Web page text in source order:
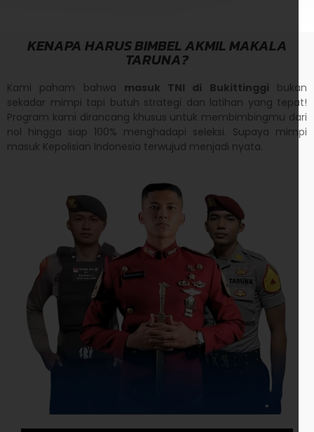
KENAPA HARUS BIMBEL AKMIL MAKALA
TARUNA?
Kami paham bahwa masuk TNI di Bukittinggi bukan
sekadar mimpi tapi butuh strategi dan latihan yang tepat!
Program kami dirancang khusus untuk membimbingmu dari
nol hingga siap 100% menghadapi seleksi. Supaya mimpi
masuk Kepolisian Indonesia terwujud menjadi nyata.